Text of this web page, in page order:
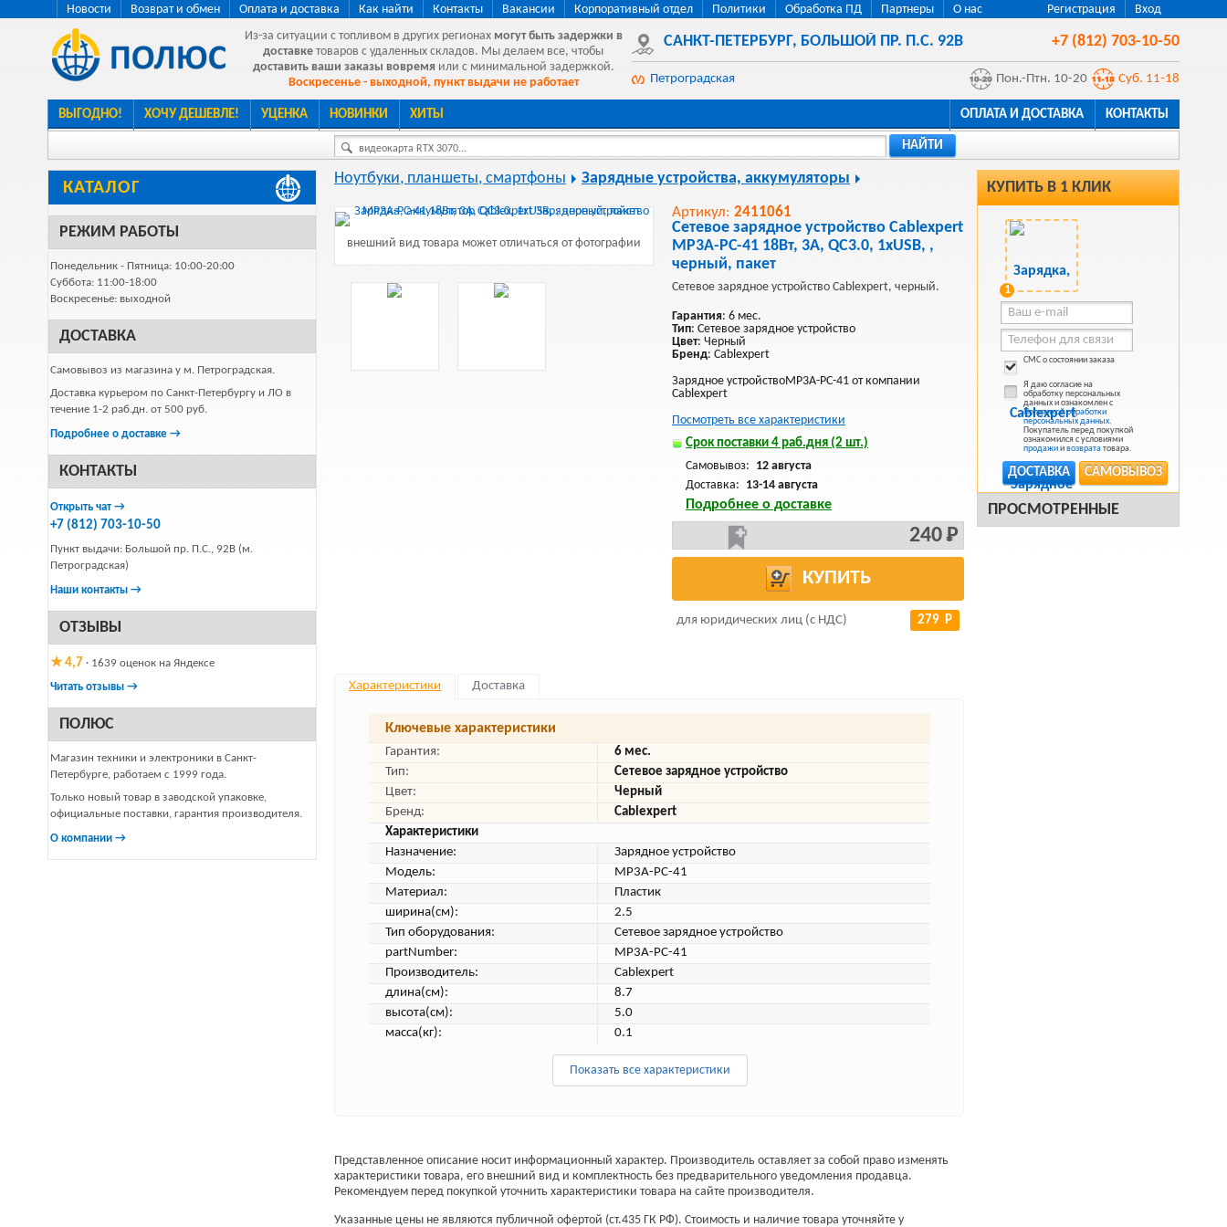
Регистрация Вход
Новости Возврат и обмен Оплата и доставка Как найти Контакты Вакансии Корпоративный отдел Политики Обработка ПД Партнеры
О нас
Из-за ситуации с топливом в других регионах могут быть задержки в
доставке товаров с удаленных складов. Мы делаем все, чтобы
доставить ваши заказы вовремя или с минимальной задержкой.
Воскресенье - выходной, пункт выдачи не работает
САНКТ-ПЕТЕРБУРГ, БОЛЬШОЙ ПР. П.С. 92В +7 (812) 703-10-50
Петроградская Пон.-Птн. 10-20 Суб. 11-18
ВЫГОДНО! ХОЧУ ДЕШЕВЛЕ! УЦЕНКА НОВИНКИ ХИТЫ ОПЛАТА И ДОСТАВКА КОНТАКТЫ
видеокарта RTX 3070... НАЙТИ
КАТАЛОГ
РЕЖИМ РАБОТЫ
Понедельник - Пятница: 10:00-20:00
Суббота: 11:00-18:00
Воскресенье: выходной
ДОСТАВКА
Самовывоз из магазина у м. Петроградская.
Доставка курьером по Санкт-Петербургу и ЛО в
течение 1-2 раб.дн. от 500 руб.
Подробнее о доставке →
КОНТАКТЫ
Открыть чат →
+7 (812) 703-10-50
Пункт выдачи: Большой пр. П.С., 92В (м.
Петроградская)
Наши контакты →
ОТЗЫВЫ
★ 4,7 · 1639 оценок на Яндексе
Читать отзывы →
ПОЛЮС
Магазин техники и электроники в Санкт-
Петербурге, работаем с 1999 года.
Только новый товар в заводской упаковке,
официальные поставки, гарантия производителя.
О компании →
КУПИТЬ В 1 КЛИК
1
СМС о состоянии заказа
Я даю согласие на
обработку персональных
данных и ознакомлен с
Политикой обработки
персональных данных.
Покупатель перед покупкой
ознакомился с условиями
продажиивозврататовара.
САМОВЫВОЗ
ДОСТАВКА
ПРОСМОТРЕННЫЕ
Ноутбуки, планшеты, смартфоны Зарядные устройства, аккумуляторы
внешний вид товара может отличаться от фотографии
Артикул: 2411061
Сетевое зарядное устройство Cablexpert
MP3A-PC-41 18Вт, 3А, QC3.0, 1xUSB, ,
черный, пакет
Сетевое зарядное устройство Cablexpert, черный.
Гарантия: 6 мес.
Тип: Сетевое зарядное устройство
Цвет: Черный
Бренд: Cablexpert
Зарядное устройствоMP3A-PC-41 от компании
Cablexpert
Посмотреть все характеристики
Срок поставки 4 раб.дня (2 шт.)
Самовывоз: 12 августа
Доставка: 13-14 августа
Подробнее о доставке
240 Р
КУПИТЬ
для юридических лиц (с НДС) 279 Р
Характеристики Доставка
Ключевые характеристики
Гарантия:
6 мес.
Тип:
Сетевое зарядное устройство
Цвет:
Черный
Бренд:
Cablexpert
Характеристики
Назначение:
Зарядное устройство
Модель:
MP3A-PC-41
Материал:
Пластик
ширина(см):
2.5
Тип оборудования:
Сетевое зарядное устройство
partNumber:
MP3A-PC-41
Производитель:
Cablexpert
длина(см):
8.7
высота(см):
5.0
масса(кг):
0.1
Показать все характеристики
Представленное описание носит информационный характер. Производитель оставляет за собой право изменять
характеристики товара, его внешний вид и комплектность без предварительного уведомления продавца.
Рекомендуем перед покупкой уточнить характеристики товара на сайте производителя.
Указанные цены не являются публичной офертой (ст.435 ГК РФ). Стоимость и наличие товара уточняйте у